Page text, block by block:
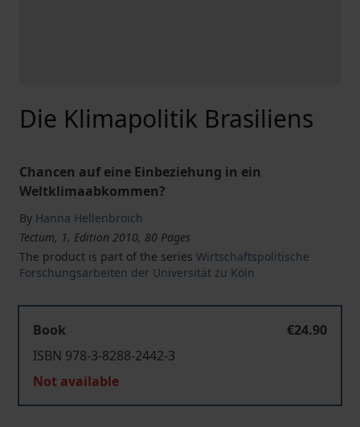
Die Klimapolitik Brasiliens
Chancen auf eine Einbeziehung in ein
Weltklimaabkommen?
By Hanna Hellenbroich
Tectum, 1. Edition 2010, 80 Pages
The product is part of the series Wirtschaftspolitische
Forschungsarbeiten der Universität zu Köln
Book
€24.90
ISBN 978-3-8288-2442-3
Not available